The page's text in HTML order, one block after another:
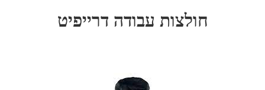
חולצות עבודה דרייפיט